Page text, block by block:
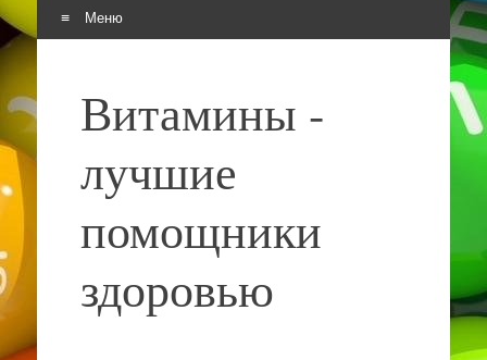
Меню
Витамины -
лучшие
помощники
здоровью